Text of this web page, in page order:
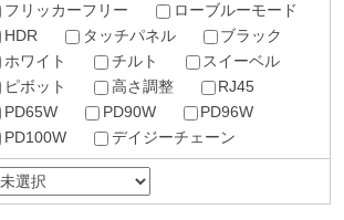
フリッカーフリー
ローブルーモード
HDR
タッチパネル
ブラック
ホワイト
チルト
スイーベル
ピボット
高さ調整
RJ45
PD65W
PD90W
PD96W
PD100W
デイジーチェーン